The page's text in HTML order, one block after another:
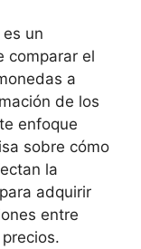
un
comparar el
a
de los⁢
enfoque
sobre cómo
la
adquirir
entre​